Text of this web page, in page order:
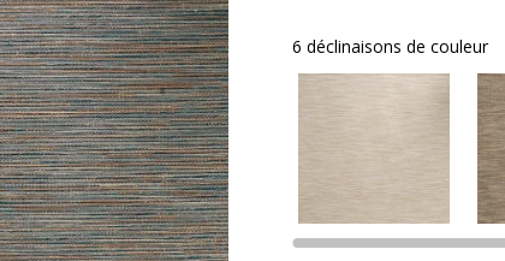
Coton
Inspiration fourrure
Laine
Lin
Polyester
Satin
Taffetas
6 déclinaisons de couleur